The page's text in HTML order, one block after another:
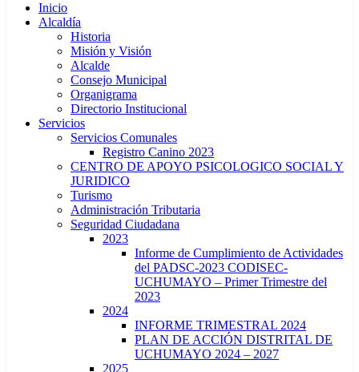
Inicio
Alcaldía
Historia
Misión y Visión
Alcalde
Consejo Municipal
Organigrama
Directorio Institucional
Servicios
Servicios Comunales
Registro Canino 2023
CENTRO DE APOYO PSICOLOGICO SOCIAL Y
JURIDICO
Turismo
Administración Tributaria
Seguridad Ciudadana
2023
Informe de Cumplimiento de Actividades
del PADSC-2023 CODISEC-
UCHUMAYO – Primer Trimestre del
2023
2024
INFORME TRIMESTRAL 2024
PLAN DE ACCIÓN DISTRITAL DE
UCHUMAYO 2024 – 2027
2025